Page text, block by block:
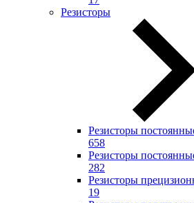
Резисторы
Резисторы
658
Резисторы
282
Резисторы
19